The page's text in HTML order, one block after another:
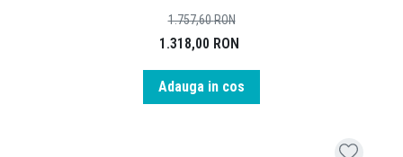
1.318,00 RON
1.757,60RON
Adauga in cos